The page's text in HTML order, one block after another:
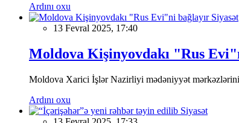
Ardını oxu
Siyasət
13 Fevral 2025, 17:40
Moldova Kişinyovdakı "Rus
Moldova Xarici İşlər Nazirliyi mədəniyyət
Ardını oxu
Siyasət